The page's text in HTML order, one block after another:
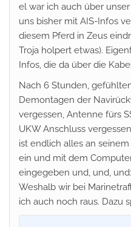
el war ich auch über
uns bisher mit AIS-Infos
diesem Pferd in Zeus
Troja holpert etwas).
Infos, die da über die
Nach 6 Stunden,
Demontagen der
vergessen, Antenne fürs
UKW Anschluss
ist endlich alles an seinem
ein und mit dem
eingegeben und, und,
Weshalb wir bei
ich auch noch raus. Dazu